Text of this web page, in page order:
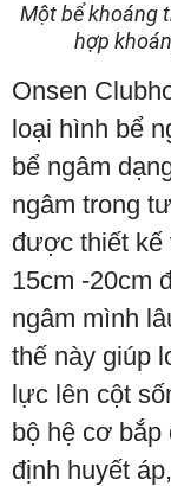
Một bể khoáng
hợp
Onsen
loại hình bể
bể ngâm
ngâm trong
được thiết
15cm -20cm
ngâm mình
thế này giúp
lực lên cột
bộ hệ cơ
định huyết